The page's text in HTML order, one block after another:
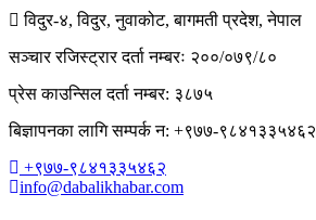
विदुर-४, विदुर, नुवाकोट, बागमती प्रदेश, नेपाल
सञ्चार रजिस्ट्रार दर्ता नम्बरः २००/०७९/८०
प्रेस काउन्सिल दर्ता नम्बर: ३८७५
बिज्ञापनका लागि सम्पर्क न: +९७७-९८४१३३५४६२
+९७७-९८४१३३५४६२
info@dabalikhabar.com